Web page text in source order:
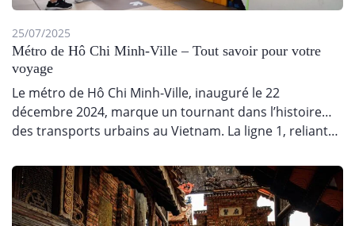
25/07/2025
Métro de Hô Chi Minh-Ville – Tout savoir pour votre
voyage
Le métro de Hô Chi Minh-Ville, inauguré le 22
décembre 2024, marque un tournant dans l’histoire
des transports urbains au Vietnam. La ligne 1, reliant…